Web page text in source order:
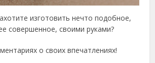
изготовить нечто подобное,
совершенное, своими руками?
о своих впечатлениях!